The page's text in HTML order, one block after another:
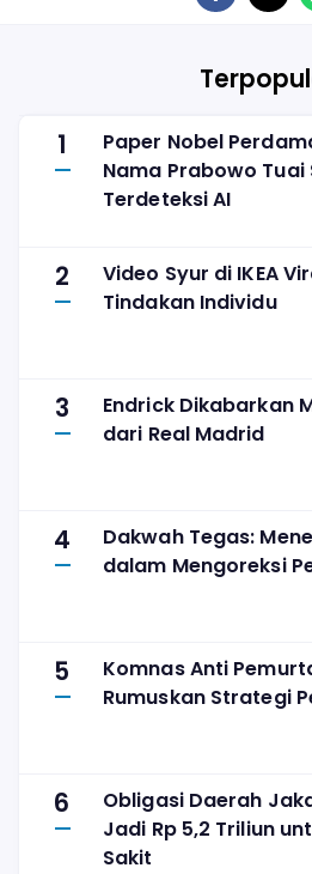
1
Paper Nobel
Nama Prabowo
Terdeteksi AI
2
Video Syur di IKEA
Tindakan Individu
3
Endrick Dikabarkan
dari Real Madrid
4
Dakwah Tegas:
dalam Mengoreksi
5
Komnas Anti
Rumuskan Strategi
6
Obligasi Daerah
Jadi Rp 5,2 Triliun
Sakit